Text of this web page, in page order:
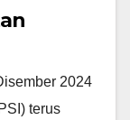
2024
terus